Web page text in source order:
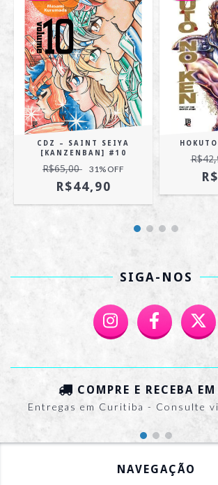
CDZ – SAINT SEIYA
[KANZENBAN] #10
R$65,00 31 % OFF
R$44,90
SIGA-NOS
COMPRE E RECEBA
Entregas em Curitiba - Consulte
NAVEGAÇÃO